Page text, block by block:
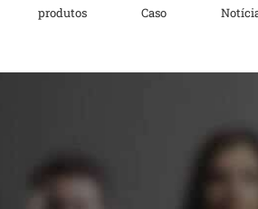
produtos Caso